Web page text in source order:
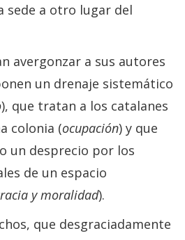
sede a otro lugar del
avergonzar a sus autores
un drenaje sistemático
), que tratan a los catalanes
colonia (ocupación) y que
un desprecio por los
de un espacio
y moralidad).
que desgraciadamente